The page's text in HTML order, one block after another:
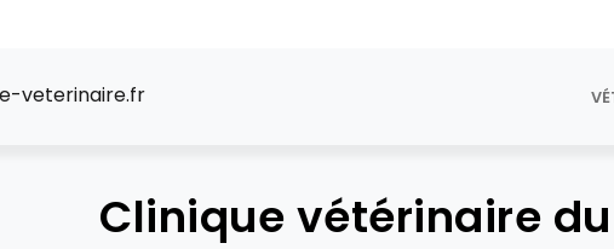
veterinaire.fr
Clinique vétérinaire